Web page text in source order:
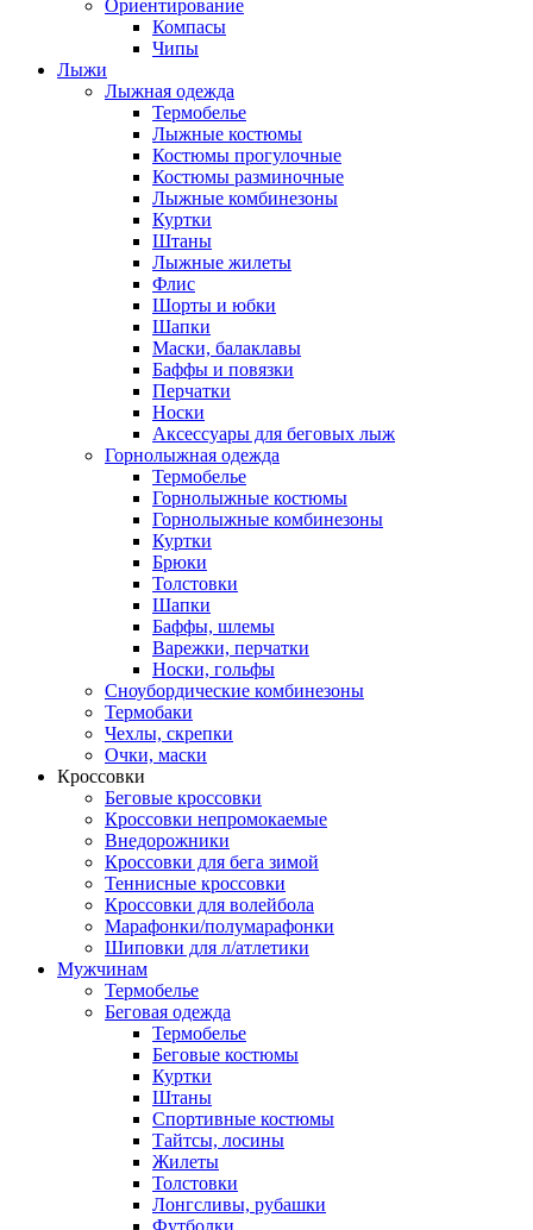
Ориентирование
Компасы
Чипы
Лыжи
Лыжная одежда
Термобелье
Лыжные костюмы
Костюмы прогулочные
Костюмы разминочные
Лыжные комбинезоны
Куртки
Штаны
Лыжные жилеты
Флис
Шорты и юбки
Шапки
Маски, балаклавы
Баффы и повязки
Перчатки
Носки
Аксессуары для беговых лыж
Горнолыжная одежда
Термобелье
Горнолыжные костюмы
Горнолыжные комбинезоны
Куртки
Брюки
Толстовки
Шапки
Баффы, шлемы
Варежки, перчатки
Носки, гольфы
Сноубордические комбинезоны
Термобаки
Чехлы, скрепки
Очки, маски
Кроссовки
Беговые кроссовки
Кроссовки непромокаемые
Внедорожники
Кроссовки для бега зимой
Теннисные кроссовки
Кроссовки для волейбола
Марафонки/полумарафонки
Шиповки для л/атлетики
Мужчинам
Термобелье
Беговая одежда
Термобелье
Беговые костюмы
Куртки
Штаны
Спортивные костюмы
Тайтсы, лосины
Жилеты
Толстовки
Лонгсливы, рубашки
Футболки